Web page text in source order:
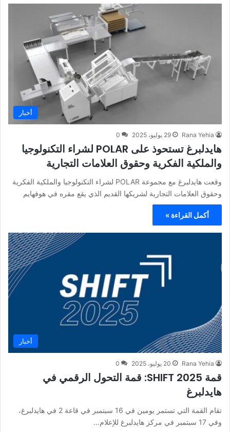
أخبار
Rana Yehia 29 يوليو، 2025 0
هايدلبرغ تستحوذ على POLAR لشراء التكنولوجيا
والملكية الفكرية وحقوق العلامات التجارية
وقعت هايدلبرغ مع مجموعة POLAR لشراء التكنولوجيا والملكية الفكرية
وحقوق العلامات التجارية لشريكها القديم الذي يقع مقره في هوفهايم
أكمل القراءة »
أخبار
Rana Yehia 20 يوليو، 2025 0
قمة SHIFT 2025: قمة التحول الرقمي في
هايدلبرغ
تقام القمة التي تستمر يومين في 16 سبتمبر في قاعة 2 في هايدلبرغ،
وفي 17 سبتمبر في مركز هايدلبرغ للإعلام…